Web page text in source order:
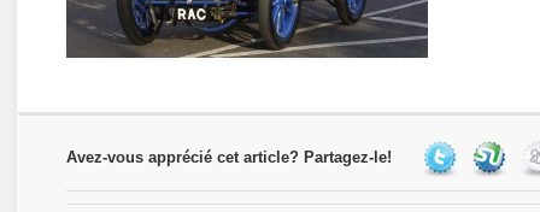
Avez-vous apprécié cet article? Partagez-le!